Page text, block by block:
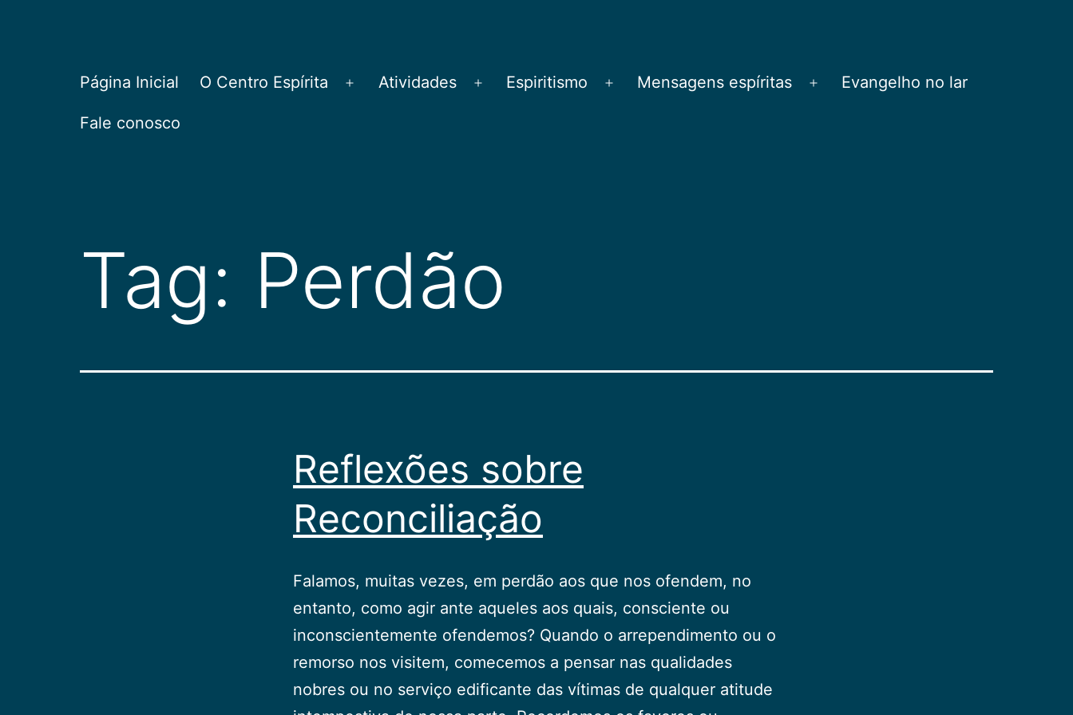
CEPAC
Página Inicial O Centro Espírita
Abrir
Atividades
Abrir
Espiritismo
Abrir
Mensagens espíritas
Abrir
Evangelho no lar
Fale conosco
Tag: Perdão
Reflexões sobre
Reconciliação
Falamos, muitas vezes, em perdão aos que nos ofendem, no
entanto, como agir ante aqueles aos quais, consciente ou
inconscientemente ofendemos? Quando o arrependimento ou o
remorso nos visitem, comecemos a pensar nas qualidades
nobres ou no serviço edificante das vítimas de qualquer atitude